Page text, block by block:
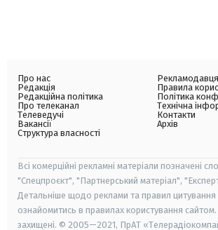
Про нас
Редакція
Редакційна політика
Про телеканал
Телеведучі
Вакансії
Структура власності
Правила
Політика
Технічна
Контакти
Архів
Всі комерційні рекламні матеріали позначені
"Спецпроєкт", "Партнерський матеріал",
Детальніше щодо реклами та правил
ознайомитись в правилах користування сайтом.
захищені. © 2005—2021, ПрАТ